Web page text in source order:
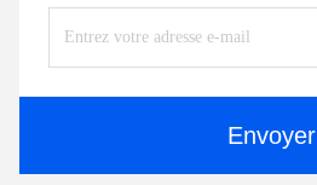
Envoyer